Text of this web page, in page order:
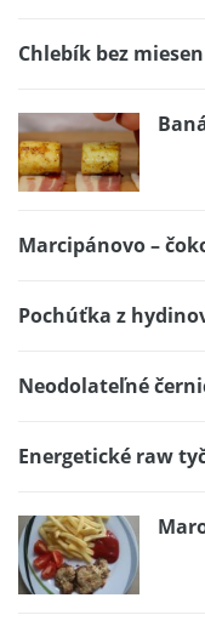
Chlebík bez
Marcipánovo –
Pochúťka z
Neodolateľné
Energetické raw